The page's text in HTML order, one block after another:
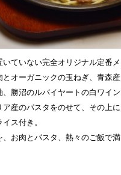
いていない完全オリジナル定番
とオーガニックの玉ねぎ、青森
勝沼のルバイヤートの白ワイ
産のパスタをのせて、その上に
ス付き。
お肉とパスタ、熱々のご飯で満